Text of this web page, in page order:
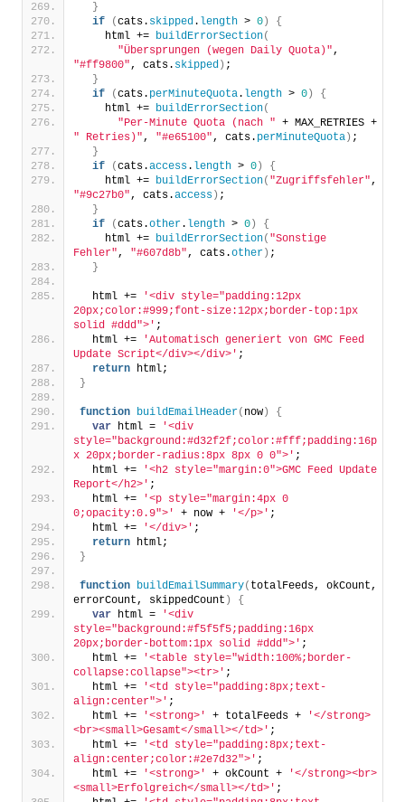
}
if
(cats. skipped. length > 0 )
{
    html +=
buildErrorSection(
"Übersprungen (wegen Daily Quota)"
"#ff9800", cats. skipped ) ;
}
if
(cats. perMinuteQuota. length > 0 )
{
    html +=
buildErrorSection(
"Per-Minute Quota (nach "
" Retries)", "#e65100", cats. perMinuteQuota ) ;
}
if
(cats.access. length > 0 )
{
    html +=
buildErrorSection( "Zugriffsfehler"
"#9c27b0", cats.access ) ;
}
if
(cats.other. length > 0 )
{
    html +=
buildErrorSection( "Sonstige
Fehler", "#607d8b", cats.other ) ;
}
  html +=
'<div style="padding:12px
20px;color:#999;font-size:12px;border-top:1px
solid #ddd">' ;
  html +=
'Automatisch generiert von GMC Feed
Update Script</div></div>' ;
return html;
}
function buildEmailHeader( now )
{
var html =
'<div
style="background:#d32f2f;color:#fff;padding:16p
x 20px;border-radius:8px 8px 0 0">' ;
  html +=
'<h2 style="margin:0">GMC Feed Update
Report</h2>' ;
  html +=
'<p style="margin:4px 0
0;opacity:0.9">'
+ now + '</p>' ;
  html +=
'</div>' ;
return html;
}
function buildEmailSummary( totalFeeds, okCount,
errorCount, skippedCount )
{
var html =
'<div
style="background:#f5f5f5;padding:16px
20px;border-bottom:1px solid #ddd">' ;
  html +=
'<table style="width:100%;border-
collapse:collapse"><tr>' ;
  html +=
'<td style="padding:8px;text-
align:center">' ;
  html +=
'<strong>' + totalFeeds +
'</strong>
<br><small>Gesamt</small></td>' ;
  html +=
'<td style="padding:8px;text-
align:center;color:#2e7d32">' ;
  html +=
'<strong>' + okCount +
'</strong><br>
<small>Erfolgreich</small></td>' ;